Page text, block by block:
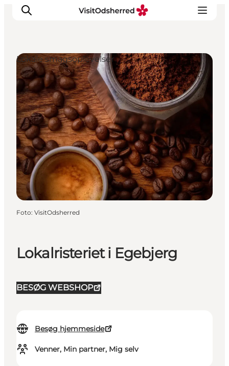
DET SKER
OPLEV
SPIS
OVERNAT
PRAKTISK
NYHEDSBREV
Lokalristeriet i Egebjerg
BESØG WEBSHOP
Besøg hjemmeside
Venner, Min partner, Mig selv
Lokale smagsoplevelser
Foto: VisitOdsherred